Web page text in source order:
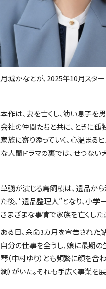
月城かなとが、2025年10月スタ
本作は、妻を亡くし、幼い息子を
会社の仲間たちと共に、ときに
家族に寄り添っていく、心温まる
な人間ドラマの裏では、せつない
草彅が演じる鳥飼樹は、遺品か
た後、“遺品整理人”となり、小
さまざまな事情で家族を亡くした
ある日、余命3カ月を宣告された
自分の仕事を全うし、娘に最期の
琴（中村ゆり）とも頻繁に顔を合
潤）がいた。それも手広く事業を